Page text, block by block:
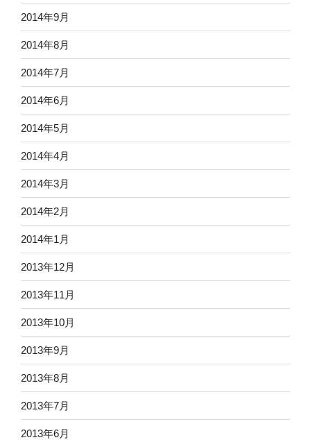
2014年9月
2014年8月
2014年7月
2014年6月
2014年5月
2014年4月
2014年3月
2014年2月
2014年1月
2013年12月
2013年11月
2013年10月
2013年9月
2013年8月
2013年7月
2013年6月